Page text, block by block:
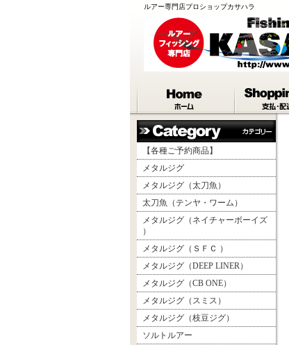
ルアー専門店プロショップカサハラ
【各種ご予約商品】
メタルジグ
メタルジグ（太刀魚）
太刀魚（テンヤ・ワーム）
メタルジグ（ネイチャーボーイズ
）
メタルジグ（ＳＦＣ ）
メタルジグ（DEEP LINER）
メタルジグ（CB ONE）
メタルジグ（スミス）
メタルジグ（枝豆ジグ）
ソルトルアー